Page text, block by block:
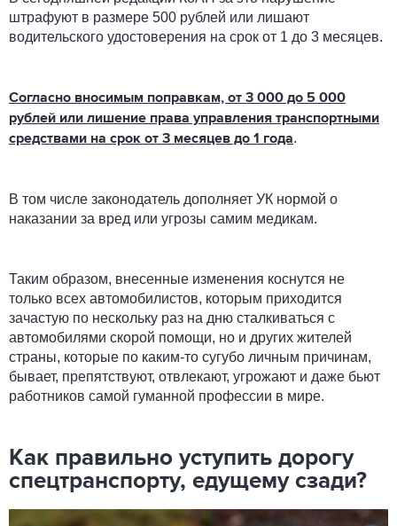
штрафуют в размере 500 рублей или лишают
водительского удостоверения на срок от 1 до 3 месяцев.
Согласно вносимым поправкам, от 3 000 до 5 000
рублей или лишение права управления транспортными
средствами на срок от 3 месяцев до 1 года.
В том числе законодатель дополняет УК нормой о
наказании за вред или угрозы самим медикам.
Таким образом, внесенные изменения коснутся не
только всех автомобилистов, которым приходится
зачастую по нескольку раз на дню сталкиваться с
автомобилями скорой помощи, но и других жителей
страны, которые по каким-то сугубо личным причинам,
бывает, препятствуют, отвлекают, угрожают и даже бьют
работников самой гуманной профессии в мире.
Как правильно уступить дорогу
спецтранспорту, едущему сзади?